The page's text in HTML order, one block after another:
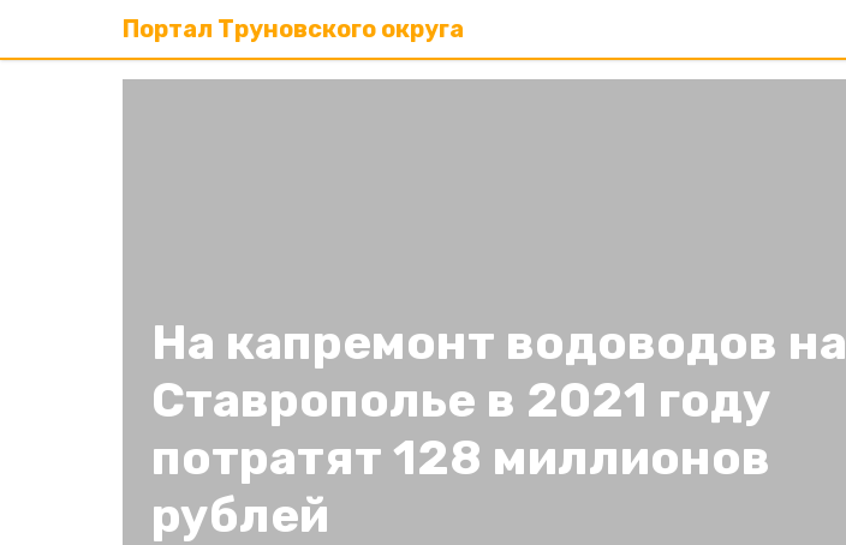
Портал Труновского округа
На капремонт водоводов на
Ставрополье в 2021 году
потратят 128 миллионов
рублей